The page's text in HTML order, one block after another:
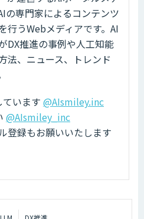
の専門家によるコンテンツ
行うWebメディアです。AI
DX推進の事例や人工知能
法、ニュース、トレンド
ています @AIsmiley.inc
@AIsmiley_inc
登録もお願いいたします